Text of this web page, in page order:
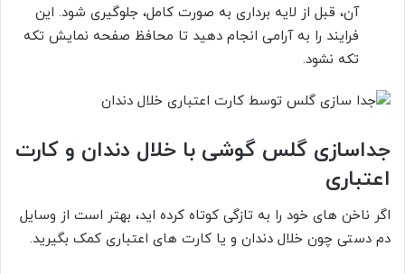
آن، قبل از لایه برداری به صورت کامل، جلوگیری شود. این
فرایند را به آرامی انجام دهید تا محافظ صفحه نمایش تکه
تکه نشود.
جداسازی گلس گوشی با خلال دندان و کارت
اعتباری
اگر ناخن های خود را به تازگی کوتاه کرده اید، بهتر است از وسایل
دم دستی چون خلال دندان و یا کارت های اعتباری کمک بگیرید.